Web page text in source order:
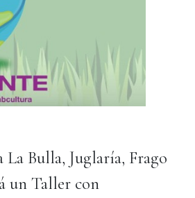
La Bulla, Juglaría, Frago
un Taller con